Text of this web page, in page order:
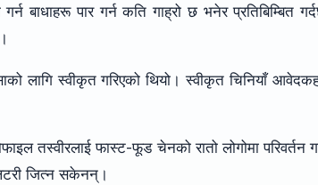
बाधाहरू पार गर्न कति गाह्रो छ भनेर प्रतिबिम्बित
लागि स्वीकृत गरिएको थियो। स्वीकृत चिनियाँ
तस्वीरलाई फास्ट-फूड चेनको रातो लोगोमा परिवर्तन
लटरी जित्न सकेनन्।